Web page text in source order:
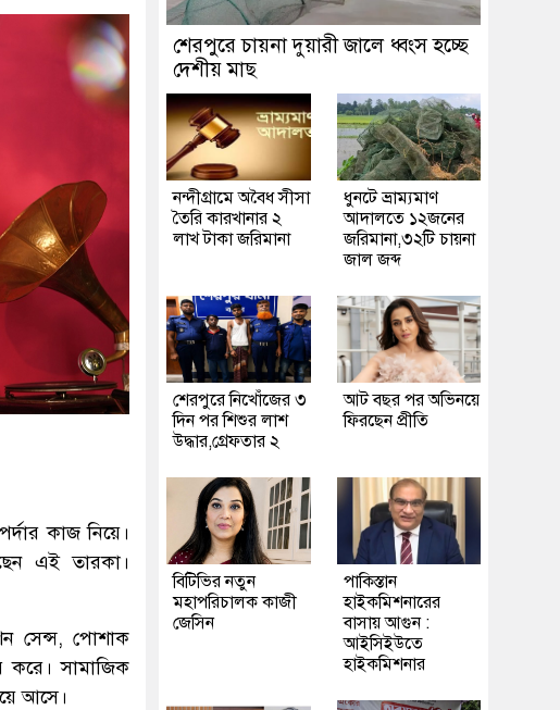
কাজ নিয়ে।
এই তারকা।
সেন্স, পোশাক
করে। সামাজিক
আসে।
শেরপুরে চায়না দুয়ারী জালে ধ্বংস হচ্ছে
দেশীয় মাছ
নন্দীগ্রামে অবৈধ সীসা
তৈরি কারখানার ২
লাখ টাকা জরিমানা
ধুনটে ভ্রাম্যমাণ
আদালতে ১২জনের
জরিমানা,৩২টি চায়না
জাল জব্দ
শেরপুরে নিখোঁজের ৩
দিন পর শিশুর লাশ
উদ্ধার,গ্রেফতার ২
আট বছর পর অভিনয়ে
ফিরছেন প্রীতি
বিটিভির নতুন
মহাপরিচালক কাজী
জেসিন
পাকিস্তান
হাইকমিশনারের
বাসায় আগুন :
আইসিইউতে
হাইকমিশনার